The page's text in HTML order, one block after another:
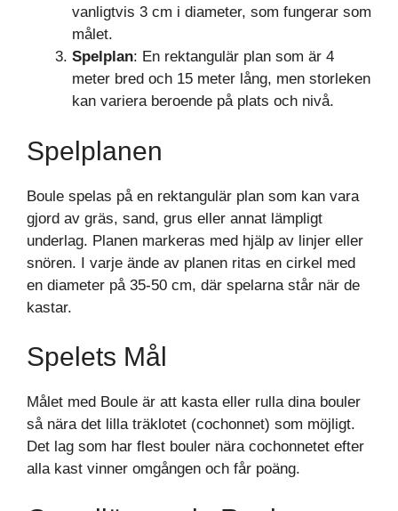
vanligtvis 3 cm i diameter, som fungerar som
målet.
Spelplan: En rektangulär plan som är 4
meter bred och 15 meter lång, men storleken
kan variera beroende på plats och nivå.
Spelplanen
Boule spelas på en rektangulär plan som kan vara
gjord av gräs, sand, grus eller annat lämpligt
underlag. Planen markeras med hjälp av linjer eller
snören. I varje ände av planen ritas en cirkel med
en diameter på 35-50 cm, där spelarna står när de
kastar.
Spelets Mål
Målet med Boule är att kasta eller rulla dina bouler
så nära det lilla träklotet (cochonnet) som möjligt.
Det lag som har flest bouler nära cochonnetet efter
alla kast vinner omgången och får poäng.